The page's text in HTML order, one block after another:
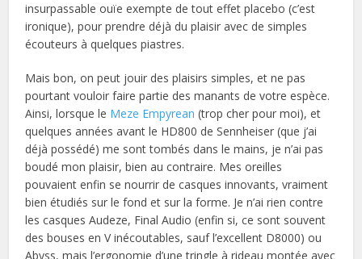
insurpassable ouïe exempte de tout effet placebo (c’est
ironique), pour prendre déjà du plaisir avec de simples
écouteurs à quelques piastres.
Mais bon, on peut jouir des plaisirs simples, et ne pas
pourtant vouloir faire partie des manants de votre espèce.
Ainsi, lorsque le Meze Empyrean (trop cher pour moi), et
quelques années avant le HD800 de Sennheiser (que j’ai
déjà possédé) me sont tombés dans le mains, je n’ai pas
boudé mon plaisir, bien au contraire. Mes oreilles
pouvaient enfin se nourrir de casques innovants, vraiment
bien étudiés sur le fond et sur la forme. Je n’ai rien contre
les casques Audeze, Final Audio (enfin si, ce sont souvent
des bouses en V inécoutables, sauf l’excellent D8000) ou
Abyss, mais l’ergonomie d’une tringle à rideau montée avec